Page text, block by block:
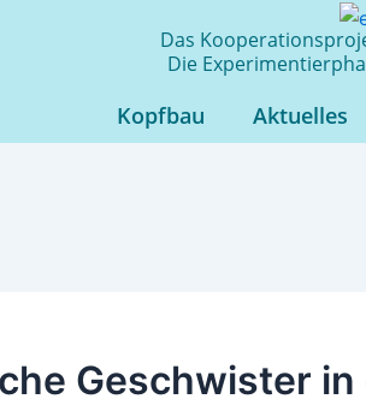
Das
Die
Kopfbau Aktuelles
Geschwister